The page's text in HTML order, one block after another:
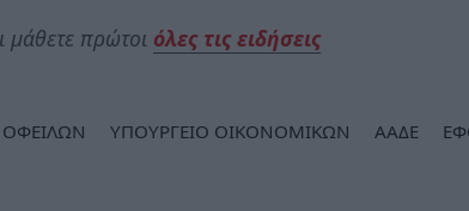
πρώτοι όλες τις ειδήσεις
ΥΠΟΥΡΓΕΙΟ ΟΙΚΟΝΟΜΙΚΩΝ ΑΑΔΕ